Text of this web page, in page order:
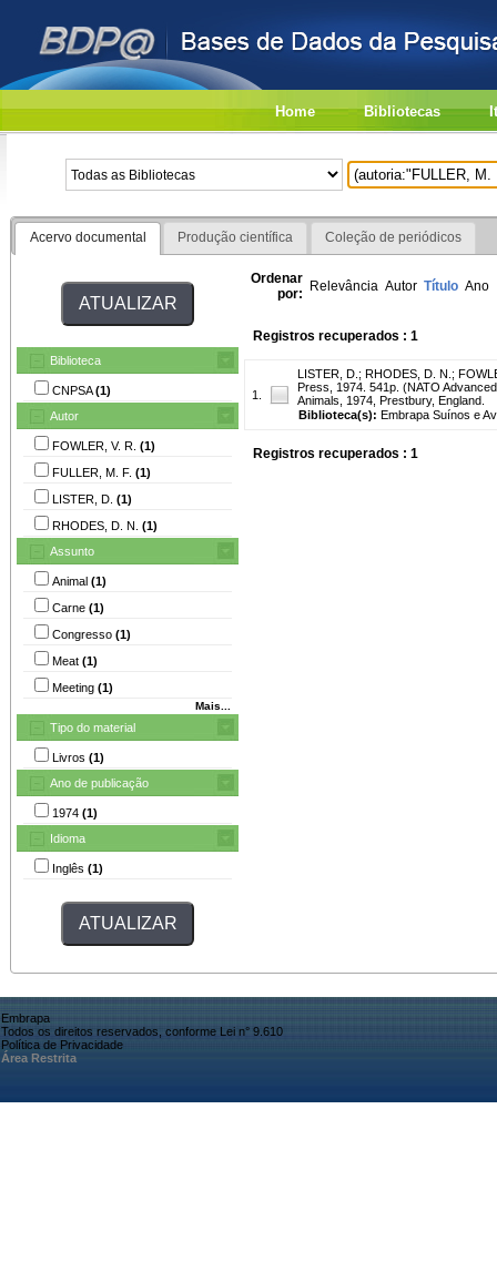
Home Bibliotecas
Acervo documental Produção científica Coleção de periódicos
Biblioteca
CNPSA(1)
Autor
FOWLER, V. R. (1)
FULLER, M. F. (1)
LISTER, D. (1)
RHODES, D. N. (1)
Assunto
Animal (1)
Carne (1)
Congresso (1)
Meat (1)
Meeting (1)
Mais...
Tipo do material
Livros (1)
Ano de publicação
1974 (1)
Idioma
Inglês (1)
Ordenar
por: Relevância Autor Título Ano
Registros recuperados : 1
1.
LISTER, D. ; RHODES, D. N. ;
Press, 1974. 541p. (NATO
Animals, 1974, Prestbury, England.
Biblioteca(s): Embrapa Suínos e
Registros recuperados : 1
Embrapa
Todos os direitos reservados, conforme Lei n° 9.610
Política de Privacidade
Área Restrita